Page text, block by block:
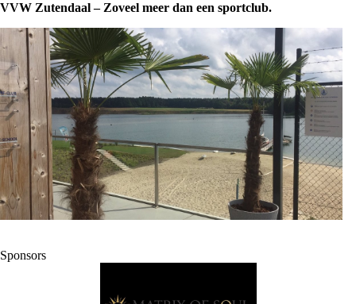
VVW Zutendaal – Zoveel meer dan een sportclub.
Sponsors